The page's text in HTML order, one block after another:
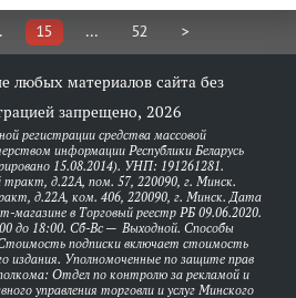
15 ... 52 >
любых материалов сайта без
запрещено, 2026
регистрации средства массовой
информации Республики Беларусь
15.08.2014). УНП: 191261281.
тракт, д.22А, пом. 57, 220090, г. Минск.
д.22А, ком. 406, 220090, г. Минск. Дата
магазине в Торговый реестр РБ 09.06.2020.
18:00. Сб-Вс — Выходной. Способы
подписки включает стоимость
издания. Уполномоченные по защите прав
Отдел по контролю за рекламой и
управления торговли и услуг Минского